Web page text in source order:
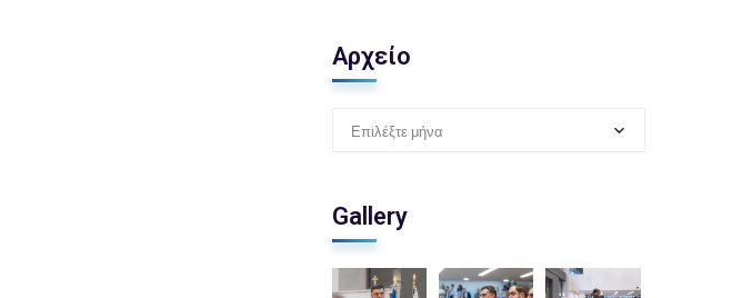
Αρχείο
Επιλέξτε μήνα
Gallery